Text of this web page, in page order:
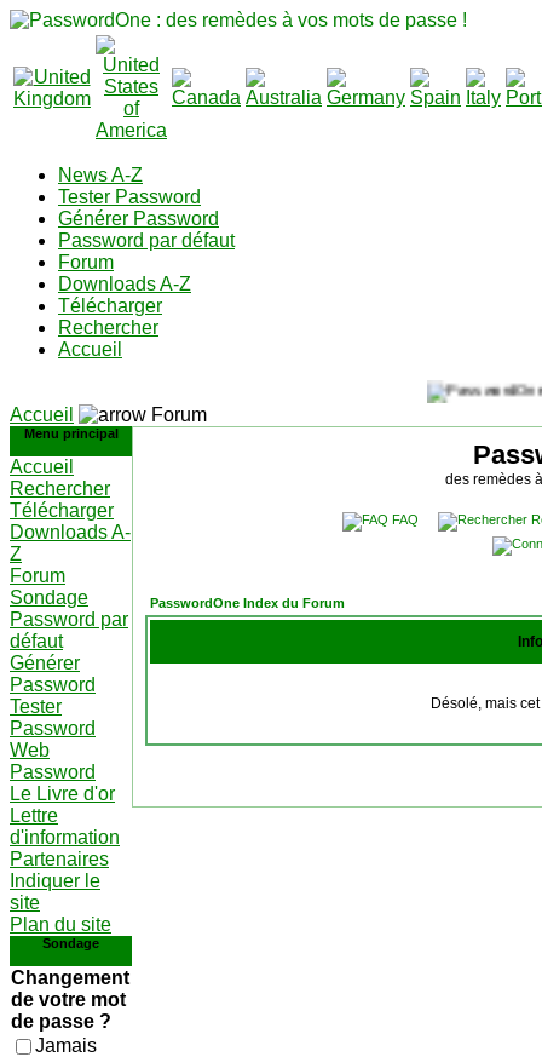
News A-Z
Tester Password
Générer Password
Password par défaut
Forum
Downloads A-Z
Télécharger
Rechercher
Accueil
Accueil Forum
Menu principal
Accueil
Rechercher
Télécharger
Downloads A-
Z
Forum
Sondage
Password par
défaut
Générer
Password
Tester
Password
Web
Password
Le Livre d'or
Lettre
d'information
Partenaires
Indiquer le
site
Plan du site
Sondage
Changement
de votre mot
de passe ?
Jamais
des remèdes
FAQ
PasswordOne Index du Forum
Désolé, mais